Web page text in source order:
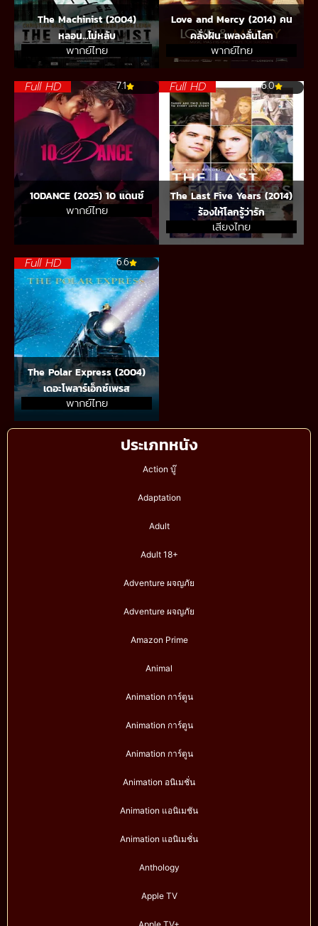
ประเภทหนัง
Action บู๊
Adaptation
Adult
Adult 18+
Adventure ผจญภัย
Adventure ผจญภัย
Amazon Prime
Animal
Animation การ์ตูน
Animation การ์ตูน
Animation การ์ตูน
Animation อนิเมชั่น
Animation แอนิเมชัน
Animation แอนิเมชั่น
Anthology
Apple TV
The Machinist (2004)
หลอน…ไม่หลับ
พากย์ไทย
Love and Mercy (2014) คน
คลั่งฝัน เพลงลั่นโลก
พากย์ไทย
Full HD 7.1
10DANCE (2025) 10 แดนซ์
พากย์ไทย
Full HD 6.0
The Last Five Years (2014)
ร้องให้โลกรู้ว่ารัก
เสียงไทย
Full HD 6.6
The Polar Express (2004)
เดอะโพลาร์เอ็กซ์เพรส
พากย์ไทย